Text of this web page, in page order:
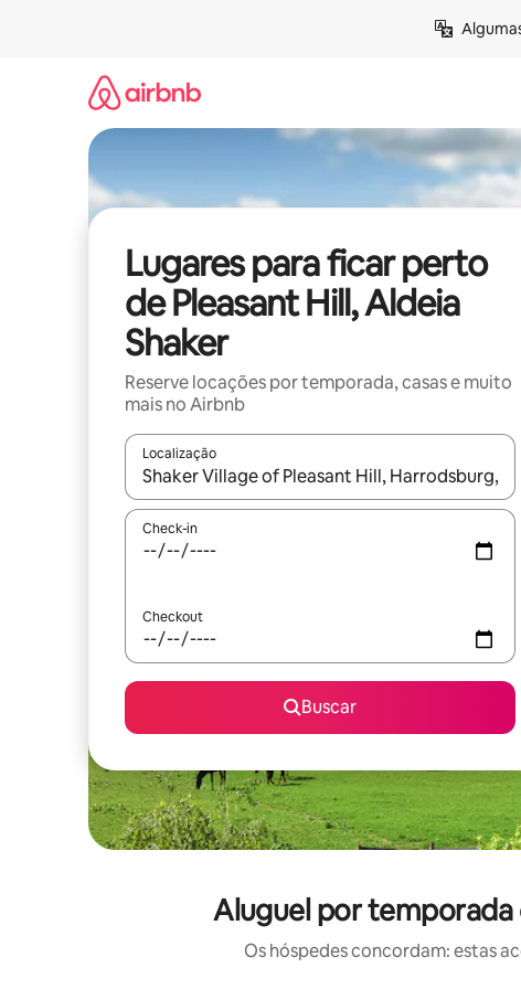
Lugares para ficar perto
de Pleasant Hill, Aldeia
Shaker
Reserve locações por temporada, casas e muito
mais no Airbnb
Localização
Quando os resultados estiverem disponíveis,
Check-in
Checkout
Buscar
Aluguel por temporada
Os hóspedes concordam: estas